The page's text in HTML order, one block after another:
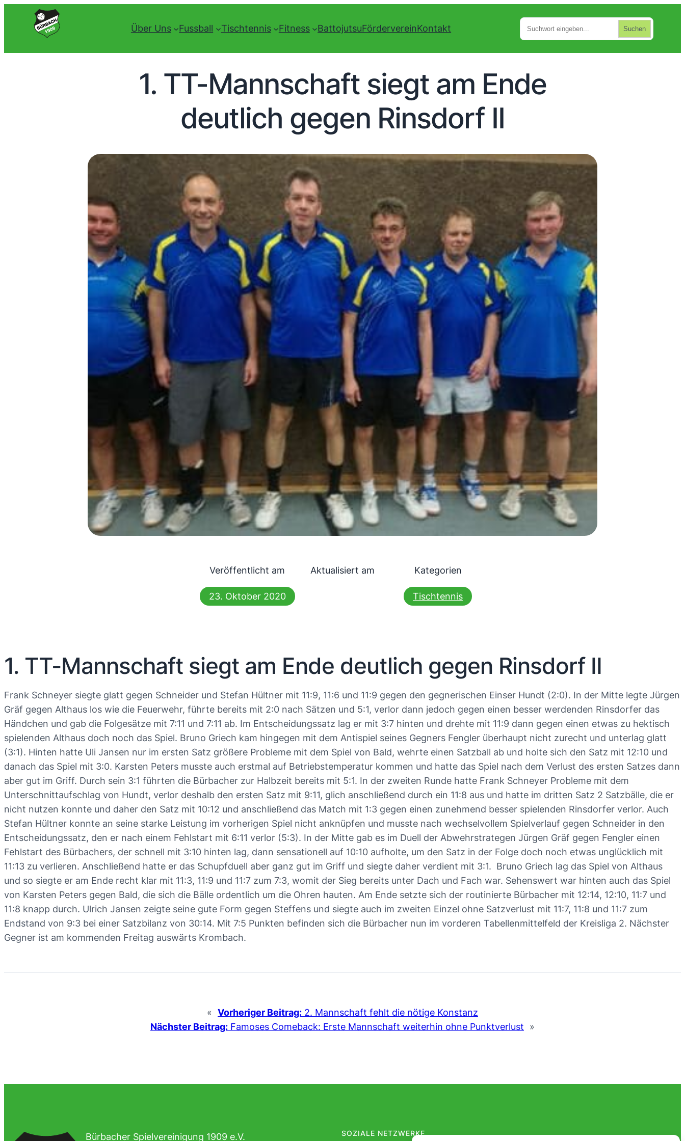
Über Uns Fussball Tischtennis Fitness BattojutsuFördervereinKontakt Suchen Suchen
1. TT-Mannschaft siegt am Ende
deutlich gegen Rinsdorf II
Veröffentlicht am
23. Oktober 2020
Aktualisiert am Kategorien
Tischtennis
1. TT-Mannschaft siegt am Ende deutlich gegen Rinsdorf II
Frank Schneyer siegte glatt gegen Schneider und Stefan Hültner mit 11:9, 11:6 und 11:9 gegen den gegnerischen Einser Hundt (2:0). In der Mitte legte Jürgen
Gräf gegen Althaus los wie die Feuerwehr, führte bereits mit 2:0 nach Sätzen und 5:1, verlor dann jedoch gegen einen besser werdenden Rinsdorfer das
Händchen und gab die Folgesätze mit 7:11 und 7:11 ab. Im Entscheidungssatz lag er mit 3:7 hinten und drehte mit 11:9 dann gegen einen etwas zu hektisch
spielenden Althaus doch noch das Spiel. Bruno Griech kam hingegen mit dem Antispiel seines Gegners Fengler überhaupt nicht zurecht und unterlag glatt
(3:1). Hinten hatte Uli Jansen nur im ersten Satz größere Probleme mit dem Spiel von Bald, wehrte einen Satzball ab und holte sich den Satz mit 12:10 und
danach das Spiel mit 3:0. Karsten Peters musste auch erstmal auf Betriebstemperatur kommen und hatte das Spiel nach dem Verlust des ersten Satzes dann
aber gut im Griff. Durch sein 3:1 führten die Bürbacher zur Halbzeit bereits mit 5:1. In der zweiten Runde hatte Frank Schneyer Probleme mit dem
Unterschnittaufschlag von Hundt, verlor deshalb den ersten Satz mit 9:11, glich anschließend durch ein 11:8 aus und hatte im dritten Satz 2 Satzbälle, die er
nicht nutzen konnte und daher den Satz mit 10:12 und anschließend das Match mit 1:3 gegen einen zunehmend besser spielenden Rinsdorfer verlor. Auch
Stefan Hültner konnte an seine starke Leistung im vorherigen Spiel nicht anknüpfen und musste nach wechselvollem Spielverlauf gegen Schneider in den
Entscheidungssatz, den er nach einem Fehlstart mit 6:11 verlor (5:3). In der Mitte gab es im Duell der Abwehrstrategen Jürgen Gräf gegen Fengler einen
Fehlstart des Bürbachers, der schnell mit 3:10 hinten lag, dann sensationell auf 10:10 aufholte, um den Satz in der Folge doch noch etwas unglücklich mit
11:13 zu verlieren. Anschließend hatte er das Schupfduell aber ganz gut im Griff und siegte daher verdient mit 3:1. Bruno Griech lag das Spiel von Althaus
und so siegte er am Ende recht klar mit 11:3, 11:9 und 11:7 zum 7:3, womit der Sieg bereits unter Dach und Fach war. Sehenswert war hinten auch das Spiel
von Karsten Peters gegen Bald, die sich die Bälle ordentlich um die Ohren hauten. Am Ende setzte sich der routinierte Bürbacher mit 12:14, 12:10, 11:7 und
11:8 knapp durch. Ulrich Jansen zeigte seine gute Form gegen Steffens und siegte auch im zweiten Einzel ohne Satzverlust mit 11:7, 11:8 und 11:7 zum
Endstand von 9:3 bei einer Satzbilanz von 30:14. Mit 7:5 Punkten befinden sich die Bürbacher nun im vorderen Tabellenmittelfeld der Kreisliga 2. Nächster
Gegner ist am kommenden Freitag auswärts Krombach.
« Vorheriger Beitrag: 2. Mannschaft fehlt die nötige Konstanz
Nächster Beitrag: Famoses Comeback: Erste Mannschaft weiterhin ohne Punktverlust »
Bürbacher Spielvereinigung 1909 e.V. SOZIALE NETZWERKE